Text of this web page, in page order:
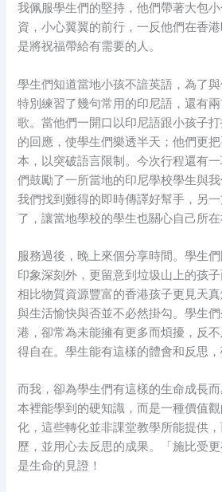
我佩服學生們的堅持，他們帶著大包
資，小心翼翼的前行，一反他們在香
是將祝福帶給有需要的人。
學生們知道當地小孩不諳英語，為了
特別練習了幾句常用的印尼語，還有
歌。當他們一開口以印尼語跟小孩子
的回應，使學生們樂透半天；他們更
本，以突破語言限制。今次行程還有
們鼓勵了一所當地的印尼學校學生與
我們找到難得的即時傳譯好幫手，另
了，讓當地學校的學生也關心自己所在
服務過後，晚上來個分享時間。學生
印象深刻外，更留意到垃圾山上的孩
相比物質資源豐富的香港孩子更見天
與生活愉快與否並不必然掛勾。學生
港，卻常為未能擁有更多而煩擾，反
得自在。學生能有這樣的體會和反思，
而我，卻為學生們有這樣的生命成長
本裡能學到的硬知識，而是一種價值
化，這些轉化並非課堂教學所能提供
歷，並用心去反思的成果。「施比受
是生命的見證！